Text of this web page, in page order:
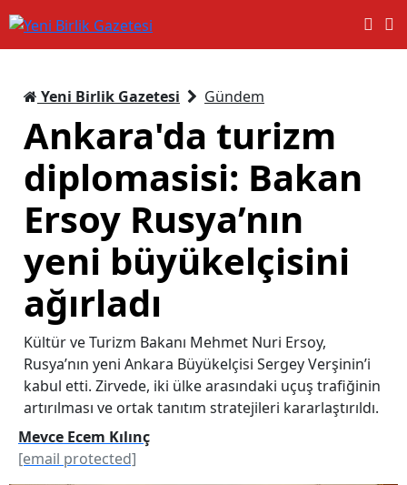
Yeni Birlik Gazetesi Gündem
Ankara'da turizm
diplomasisi: Bakan
Ersoy Rusya’nın
yeni büyükelçisini
ağırladı
Kültür ve Turizm Bakanı Mehmet Nuri Ersoy,
Rusya’nın yeni Ankara Büyükelçisi Sergey Verşinin’i
kabul etti. Zirvede, iki ülke arasındaki uçuş trafiğinin
artırılması ve ortak tanıtım stratejileri kararlaştırıldı.
Mevce Ecem Kılınç
[email protected]